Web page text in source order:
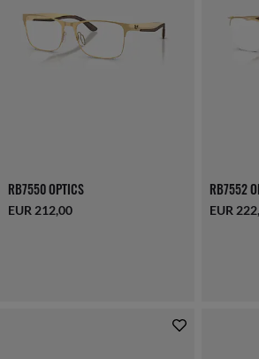
RB7550 OPTICS
EUR 212,00
RB7552
EUR